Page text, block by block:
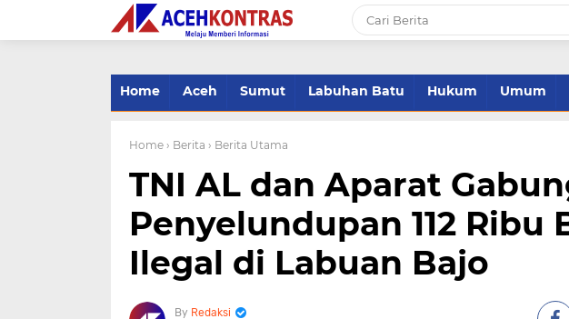
Home Aceh Sumut Labuhan Batu Hukum Umum
Home › Berita › Berita Utama
TNI AL dan Aparat
Penyelundupan 112 Ribu
Ilegal di Labuan Bajo
Redaksi